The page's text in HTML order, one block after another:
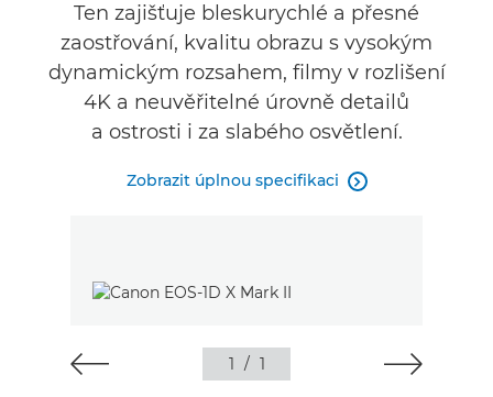
Ten zajišťuje bleskurychlé a přesné
zaostřování, kvalitu obrazu s vysokým
dynamickým rozsahem, filmy v rozlišení
4K a neuvěřitelné úrovně detailů
a ostrosti i za slabého osvětlení.
Zobrazit úplnou specifikaci 
1 / 1